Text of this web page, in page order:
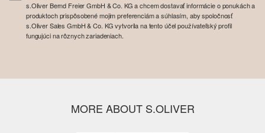
s.Oliver Bernd Freier GmbH & Co. KG a chcem dostavať informácie o ponukách a
produktoch prispôsobené mojim preferenciám a súhlasím, aby spoločnosť
s.Oliver Sales GmbH & Co. KG vytvorila na tento účel používateľský profil
fungujúci na rôznych zariadeniach.
MORE ABOUT S.OLIVER